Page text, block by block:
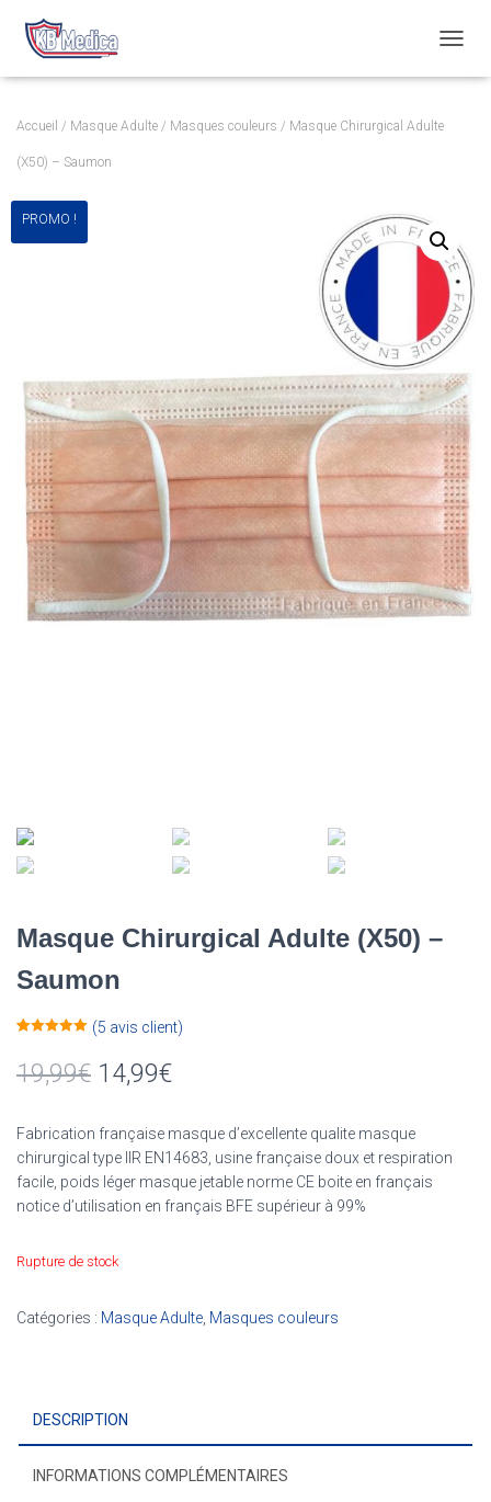
O
G
A
T
I
O
Accueil / Masque Adulte / Masques couleurs / Masque Chirurgical Adulte
(X50) – Saumon
PROMO !
Masque Chirurgical Adulte (X50) –
Saumon
sur
notations
(5 avis client)
19,99€ 14,99€
Fabrication française masque d’excellente qualite masque
chirurgical type IIR EN14683, usine française doux et respiration
facile, poids léger masque jetable norme CE boite en français
notice d’utilisation en français BFE supérieur à 99%
Rupture de stock
Catégories : Masque Adulte, Masques couleurs
DESCRIPTION
INFORMATIONS COMPLÉMENTAIRES